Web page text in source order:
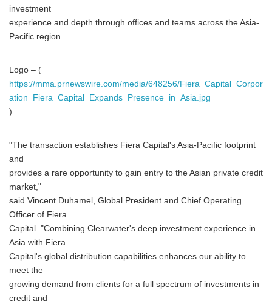
investment
experience and depth through offices and teams across the Asia-
Pacific region.
Logo – (
https://mma.prnewswire.com/media/648256/Fiera_Capital_Corpor
ation_Fiera_Capital_Expands_Presence_in_Asia.jpg
)
"The transaction establishes Fiera Capital's Asia-Pacific footprint
and
provides a rare opportunity to gain entry to the Asian private credit
market,"
said Vincent Duhamel, Global President and Chief Operating
Officer of Fiera
Capital. "Combining Clearwater's deep investment experience in
Asia with Fiera
Capital's global distribution capabilities enhances our ability to
meet the
growing demand from clients for a full spectrum of investments in
credit and